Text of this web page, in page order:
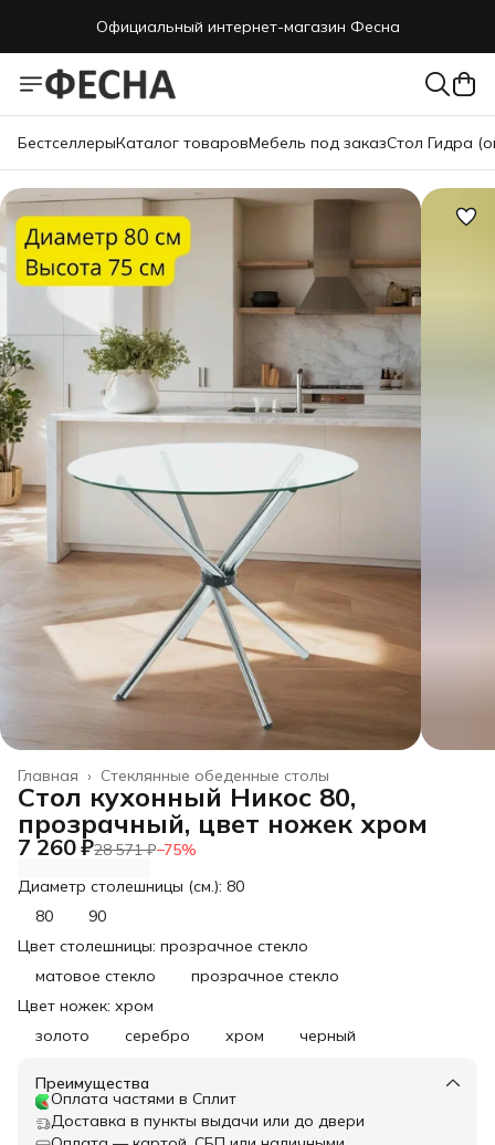
Официальный интернет-магазин Фесна
БестселлерыКаталог товаровМебель под заказСтол Гидра
Стеклянные обеденные столы
Главная ›
Стол кухонный Никос 80,
прозрачный, цвет ножек хром
7 260 ₽28 571 ₽−75%
Диаметр столешницы (см.): 80
80
90
Цвет столешницы: прозрачное стекло
матовое стекло
прозрачное стекло
Цвет ножек: хром
золото
серебро хром черный
Преимущества
Оплата частями в Сплит
Доставка в пункты выдачи или до двери